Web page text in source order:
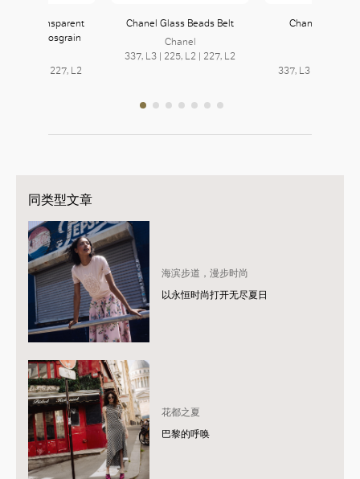
Hat in Transparent
Black Grosgrain
| 225, L2 | 227, L2
Chanel Glass Beads Belt
Chanel
337, L3 | 225, L2 | 227, L2
Chanel Glass
337, L3 | 225, L2 |
同类型文章
海滨步道，漫步时尚
以永恒时尚打开无尽夏日
花都之夏
巴黎的呼唤